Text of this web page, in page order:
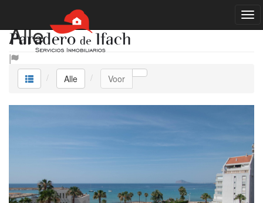
Alle
Alle Voor